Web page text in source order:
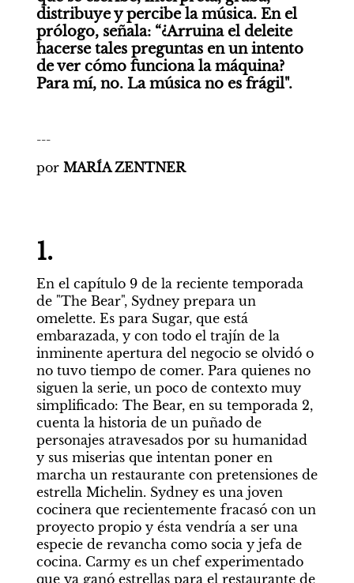
distribuye y percibe la música. En el
prólogo, señala: “¿Arruina el deleite
hacerse tales preguntas en un intento
de ver cómo funciona la máquina?
Para mí, no. La música no es frágil".
---
por MARÍA ZENTNER
1.
En el capítulo 9 de la reciente temporada
de "The Bear", Sydney prepara un
omelette. Es para Sugar, que está
embarazada, y con todo el trajín de la
inminente apertura del negocio se olvidó o
no tuvo tiempo de comer. Para quienes no
siguen la serie, un poco de contexto muy
simplificado: The Bear, en su temporada 2,
cuenta la historia de un puñado de
personajes atravesados por su humanidad
y sus miserias que intentan poner en
marcha un restaurante con pretensiones de
estrella Michelin. Sydney es una joven
cocinera que recientemente fracasó con un
proyecto propio y ésta vendría a ser una
especie de revancha como socia y jefa de
cocina. Carmy es un chef experimentado
que ya ganó estrellas para el restaurante de